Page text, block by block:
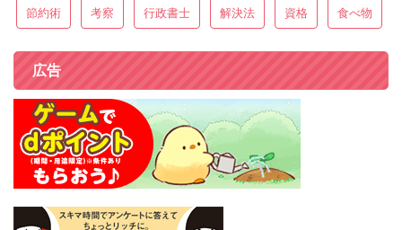
節約術 考察 行政書士 解決法 資格 食べ物
広告